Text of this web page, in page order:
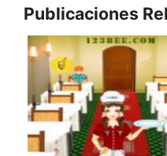
Publicaciones